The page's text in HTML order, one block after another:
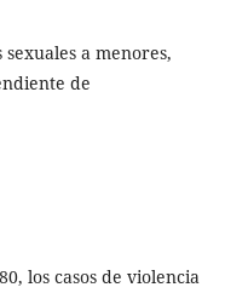
sexuales a menores,
de
los casos de violencia